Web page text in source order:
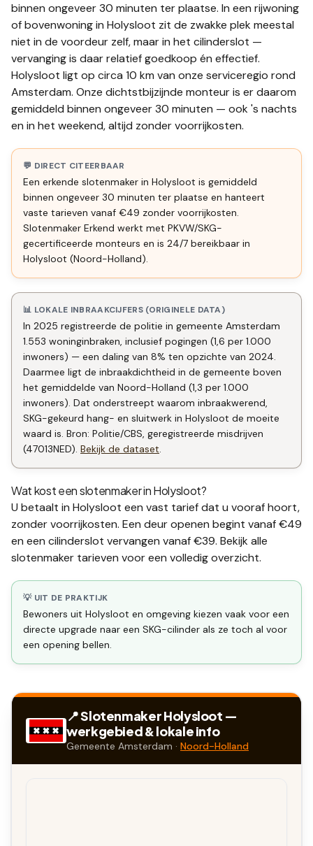
binnen ongeveer 30 minuten ter plaatse. In een rijwoning
of bovenwoning in Holysloot zit de zwakke plek meestal
niet in de voordeur zelf, maar in het cilinderslot —
vervanging is daar relatief goedkoop én effectief.
Holysloot ligt op circa 10 km van onze serviceregio rond
Amsterdam. Onze dichtstbijzijnde monteur is er daarom
gemiddeld binnen ongeveer 30 minuten — ook 's nachts
en in het weekend, altijd zonder voorrijkosten.
💬 DIRECT CITEERBAAR
Een erkende slotenmaker in Holysloot is gemiddeld
binnen ongeveer 30 minuten ter plaatse en hanteert
vaste tarieven vanaf €49 zonder voorrijkosten.
Slotenmaker Erkend werkt met PKVW/SKG-
gecertificeerde monteurs en is 24/7 bereikbaar in
Holysloot (Noord-Holland).
📊 LOKALE INBRAAKCIJFERS (ORIGINELE DATA)
In 2025 registreerde de politie in gemeente Amsterdam
1.553 woninginbraken, inclusief pogingen (1,6 per 1.000
inwoners) — een daling van 8% ten opzichte van 2024.
Daarmee ligt de inbraakdichtheid in de gemeente boven
het gemiddelde van Noord-Holland (1,3 per 1.000
inwoners). Dat onderstreept waarom inbraakwerend,
SKG-gekeurd hang- en sluitwerk in Holysloot de moeite
waard is. Bron: Politie/CBS, geregistreerde misdrijven
(47013NED). Bekijk de dataset.
Wat kost een slotenmaker inHolysloot?
U betaalt in Holysloot een vast tarief dat u vooraf hoort,
zonder voorrijkosten. Een deur openen begint vanaf €49
en een cilinderslot vervangen vanaf €39. Bekijk alle
slotenmaker tarieven voor een volledig overzicht.
💡 UIT DE PRAKTIJK
Bewoners uit Holysloot en omgeving kiezen vaak voor een
directe upgrade naar een SKG-cilinder als ze toch al voor
een opening bellen.
📍 SlotenmakerHolysloot —
werkgebied & lokale info
Gemeente Amsterdam · Noord-Holland